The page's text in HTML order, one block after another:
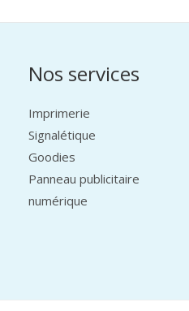
Nos services
Imprimerie
Signalétique
Goodies
Panneau publicitaire
numérique